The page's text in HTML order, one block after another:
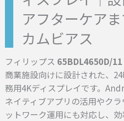
アフターケア
カムビアス
フィリップス 65BDL4650D/11
商業施設向けに設計された、
務用4Kディスプレイです。
ネイティブアプリの活用やク
ットワーク運用にも対応し、